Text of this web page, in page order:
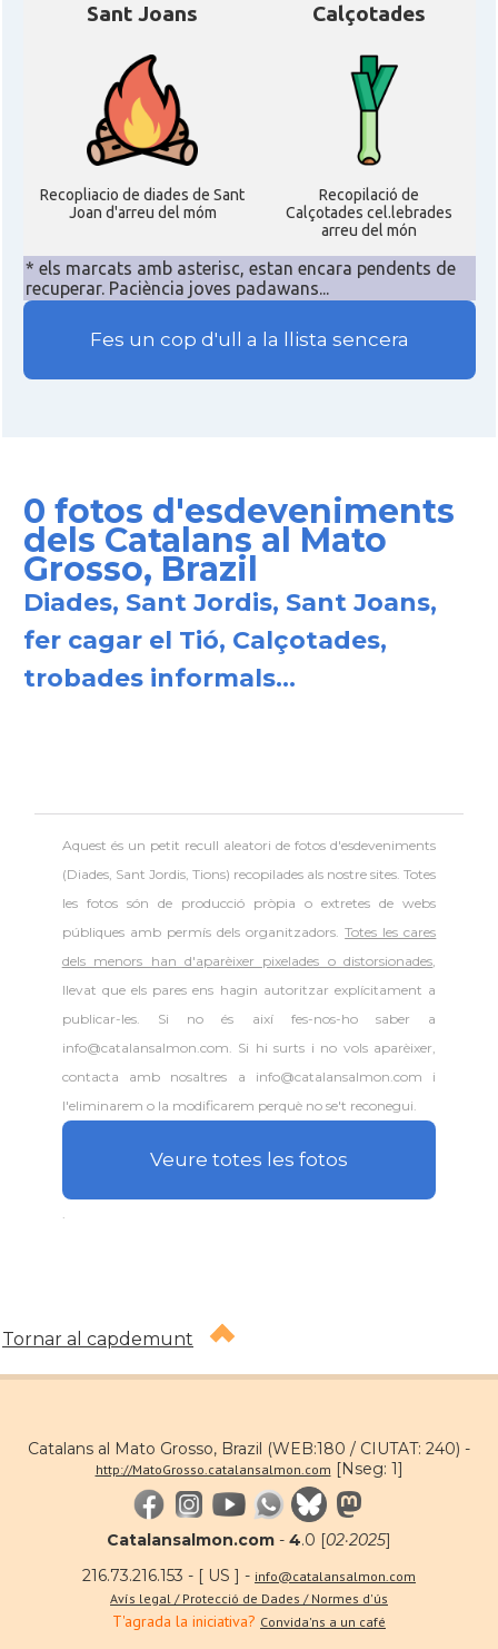
Sant Joans
Recopliacio de diades de Sant
Joan d'arreu del móm
Calçotades
Recopilació de
Calçotades cel.lebrades
arreu del món
* els marcats amb asterisc, estan encara pendents de
recuperar. Paciència joves padawans...
Fes un cop d'ull a la llista sencera
0 fotos d'esdeveniments
dels Catalans al Mato
Grosso, Brazil
Diades, Sant Jordis, Sant Joans,
fer cagar el Tió, Calçotades,
trobades informals...
Aquest és un petit recull aleatori defotos d'esdeveniments
(Diades, Sant Jordis, Tions) recopilades als nostre sites. Totes
les fotos són de producció pròpia o extretes de webs
públiques amb permís dels organitzadors.Totes les cares
dels menors han d'aparèixer pixelades o distorsionades,
llevat que els pares ens hagin autoritzar explícitament a
publicar-les. Si no és així fes-nos-ho saber a
info@catalansalmon.com. Si hi surts i no vols aparèixer,
contacta amb nosaltres a info@catalansalmon.com i
l'eliminarem o la modificarem perquè no se't reconegui.
Veure totes les fotos
Tornar al capdemunt
Catalans al Mato Grosso, Brazil (WEB:180 / CIUTAT: 240) -
http://MatoGrosso.catalansalmon.com [Nseg: 1]
Catalansalmon.com - 4.0 [02·2025]
216.73.216.153 - [ US ] - info@catalansalmon.com
Avís legal / Protecció de Dades / Normes d'ús
T'agrada la iniciativa? Convida'ns a un café